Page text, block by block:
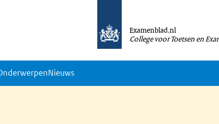
Examenblad.nl
College voor Toetsen en
Nieuws